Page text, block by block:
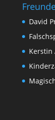
David
Kerstin